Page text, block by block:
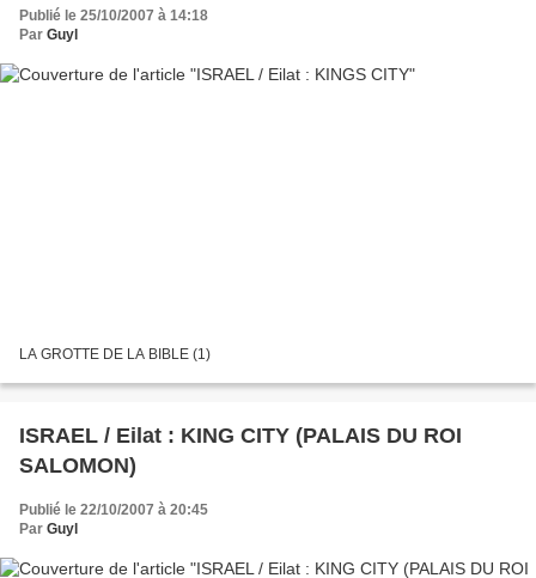
Publié le 25/10/2007 à 14:18
Par Guyl
LA GROTTE DE LA BIBLE (1)
ISRAEL / Eilat : KING CITY (PALAIS DU ROI
SALOMON)
Publié le 22/10/2007 à 20:45
Par Guyl